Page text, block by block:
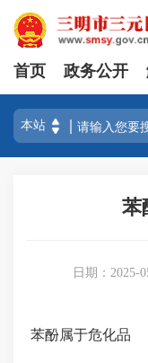
首页 政务公开
苯
日期：2025-
苯酚属于危化品